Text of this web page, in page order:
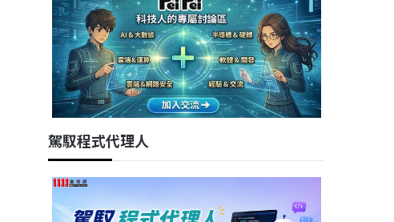
駕馭程式代理人